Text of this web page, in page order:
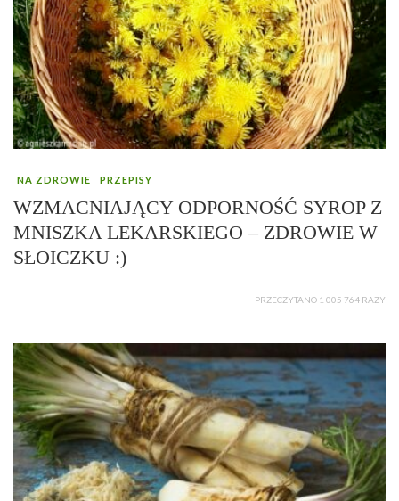
NA ZDROWIE PRZEPISY
WZMACNIAJĄCY ODPORNOŚĆ SYROP Z
MNISZKA LEKARSKIEGO – ZDROWIE W
SŁOICZKU :)
PRZECZYTANO 1 005 764 RAZY